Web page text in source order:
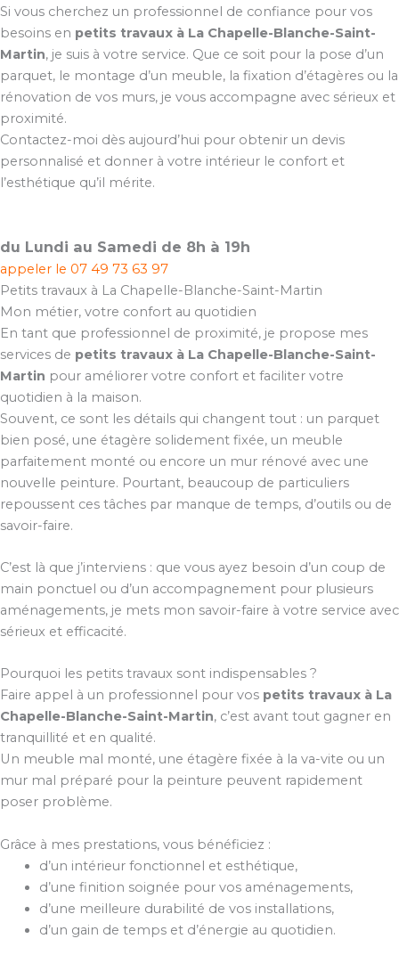
Si vous cherchez un professionnel de confiance pour vos
besoins en petits travaux à La Chapelle-Blanche-Saint-
Martin, je suis à votre service. Que ce soit pour la pose d’un
parquet, le montage d’un meuble, la fixation d’étagères ou la
rénovation de vos murs, je vous accompagne avec sérieux et
proximité.
Contactez-moi dès aujourd’hui pour obtenir un devis
personnalisé et donner à votre intérieur le confort et
l’esthétique qu’il mérite.
du Lundi au Samedi de 8h à 19h
appeler le 07 49 73 63 97
Petits travaux à La Chapelle-Blanche-Saint-Martin
Mon métier, votre confort au quotidien
En tant que professionnel de proximité, je propose mes
services de petits travaux à La Chapelle-Blanche-Saint-
Martin pour améliorer votre confort et faciliter votre
quotidien à la maison.
Souvent, ce sont les détails qui changent tout : un parquet
bien posé, une étagère solidement fixée, un meuble
parfaitement monté ou encore un mur rénové avec une
nouvelle peinture. Pourtant, beaucoup de particuliers
repoussent ces tâches par manque de temps, d’outils ou de
savoir-faire.
C’est là que j’interviens : que vous ayez besoin d’un coup de
main ponctuel ou d’un accompagnement pour plusieurs
aménagements, je mets mon savoir-faire à votre service avec
sérieux et efficacité.
Pourquoi les petits travaux sont indispensables ?
Faire appel à un professionnel pour vos petits travaux à La
Chapelle-Blanche-Saint-Martin, c’est avant tout gagner en
tranquillité et en qualité.
Un meuble mal monté, une étagère fixée à la va-vite ou un
mur mal préparé pour la peinture peuvent rapidement
poser problème.
Grâce à mes prestations, vous bénéficiez :
d’un intérieur fonctionnel et esthétique,
d’une finition soignée pour vos aménagements,
d’une meilleure durabilité de vos installations,
d’un gain de temps et d’énergie au quotidien.